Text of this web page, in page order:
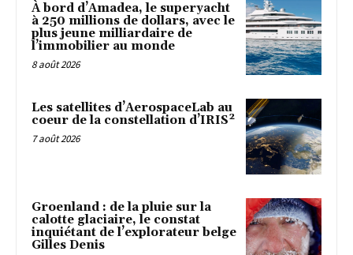
À bord d’Amadea, le superyacht
à 250 millions de dollars, avec le
plus jeune milliardaire de
l’immobilier au monde
8 août 2026
Les satellites d’AerospaceLab au
coeur de la constellation d’IRIS²
7 août 2026
Groenland : de la pluie sur la
calotte glaciaire, le constat
inquiétant de l’explorateur belge
Gilles Denis